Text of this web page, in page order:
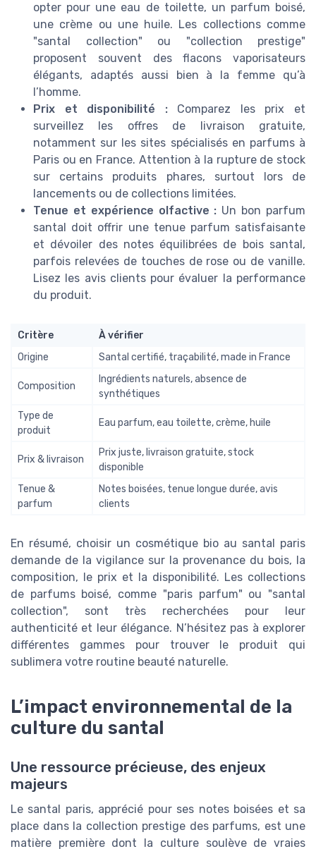
opter pour une eau de toilette, un parfum boisé,
une crème ou une huile. Les collections comme
"santal collection" ou "collection prestige"
proposent souvent des flacons vaporisateurs
élégants, adaptés aussi bien à la femme qu’à
l’homme.
Prix et disponibilité :Comparez les prix et
surveillez les offres de livraison gratuite,
notamment sur les sites spécialisés en parfums à
Paris ou en France. Attention à la rupture de stock
sur certains produits phares, surtout lors de
lancements ou de collections limitées.
Tenue et expérience olfactive : Un bon parfum
santal doit offrir une tenue parfum satisfaisante
et dévoiler des notes équilibrées de bois santal,
parfois relevées de touches de rose ou de vanille.
Lisez les avis clients pour évaluer la performance
du produit.
Critère
À vérifier
Origine
Santal certifié, traçabilité, made in France
Composition
Ingrédients naturels, absence de
synthétiques
Type de
produit
Eau parfum, eau toilette, crème, huile
Prix & livraison
Prix juste, livraison gratuite, stock
disponible
Tenue &
parfum
Notes boisées, tenue longue durée, avis
clients
En résumé, choisir un cosmétique bio au santal paris
demande de la vigilance sur la provenance du bois, la
composition, le prix et la disponibilité. Les collections
de parfums boisé, comme "paris parfum" ou "santal
collection", sont très recherchées pour leur
authenticité et leur élégance. N’hésitez pas à explorer
différentes gammes pour trouver le produit qui
sublimera votre routine beauté naturelle.
L’impact environnemental de la
culture du santal
Une ressource précieuse, des enjeux
majeurs
Le santal paris, apprécié pour ses notes boisées et sa
place dans la collection prestige des parfums, est une
matière première dont la culture soulève de vraies